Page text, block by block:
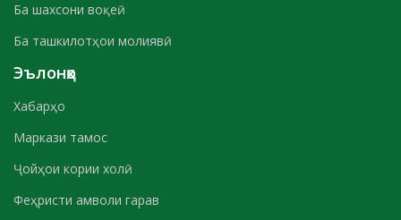
Ба шахсони воқеӣ
Ба ташкилотҳои молиявӣ
Эълонҳо
Хабарҳо
Маркази тамос
Ҷойҳои кории холӣ
Феҳристи амволи гарав